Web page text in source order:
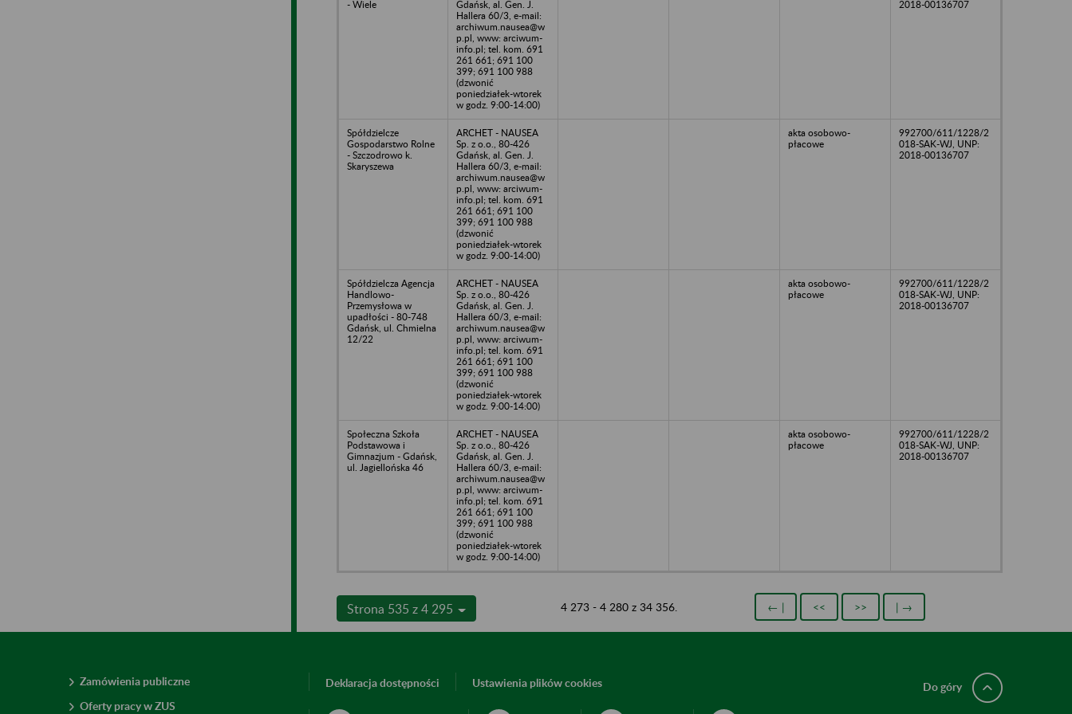
- Wiele
Gdańsk, al. Gen. J.
Hallera 60/3, e-mail:
archiwum.nausea@w
p.pl, www: arciwum-
info.pl; tel. kom. 691
261 661; 691 100
399; 691 100 988
(dzwonić
poniedziałek-wtorek
w godz. 9:00-14:00)
2018-00136707
Spółdzielcze
Gospodarstwo Rolne
- Szczodrowo k.
Skaryszewa
ARCHET - NAUSEA
Sp. z o.o., 80-426
Gdańsk, al. Gen. J.
Hallera 60/3, e-mail:
archiwum.nausea@w
p.pl, www: arciwum-
info.pl; tel. kom. 691
261 661; 691 100
399; 691 100 988
(dzwonić
poniedziałek-wtorek
w godz. 9:00-14:00)
akta osobowo-
płacowe
992700/611/1228/2
018-SAK-WJ, UNP:
2018-00136707
Spółdzielcza Agencja
Handlowo-
Przemysłowa w
upadłości - 80-748
Gdańsk, ul. Chmielna
12/22
ARCHET - NAUSEA
Sp. z o.o., 80-426
Gdańsk, al. Gen. J.
Hallera 60/3, e-mail:
archiwum.nausea@w
p.pl, www: arciwum-
info.pl; tel. kom. 691
261 661; 691 100
399; 691 100 988
(dzwonić
poniedziałek-wtorek
w godz. 9:00-14:00)
akta osobowo-
płacowe
992700/611/1228/2
018-SAK-WJ, UNP:
2018-00136707
Społeczna Szkoła
Podstawowa i
Gimnazjum - Gdańsk,
ul. Jagiellońska 46
ARCHET - NAUSEA
Sp. z o.o., 80-426
Gdańsk, al. Gen. J.
Hallera 60/3, e-mail:
archiwum.nausea@w
p.pl, www: arciwum-
info.pl; tel. kom. 691
261 661; 691 100
399; 691 100 988
(dzwonić
poniedziałek-wtorek
w godz. 9:00-14:00)
akta osobowo-
płacowe
992700/611/1228/2
018-SAK-WJ, UNP:
2018-00136707
Strona 535 z 4 295 4 273 - 4 280 z 34 356. ← | << >> | →
Zamówienia publiczne
Oferty pracy w ZUS
Deklaracja dostępności Ustawienia plików cookies Do góry